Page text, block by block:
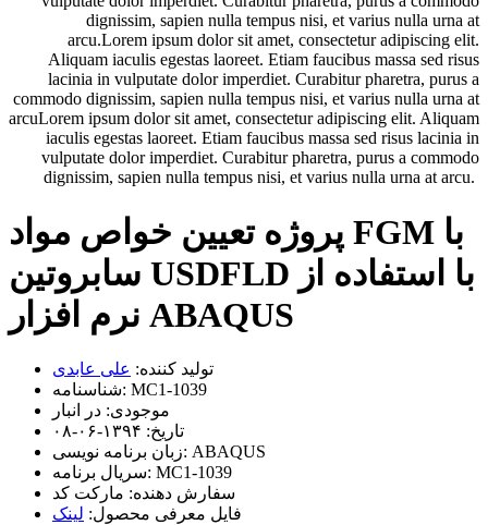
dignissim, sapien nulla tempus nisi, et varius nulla urna at
arcu.Lorem ipsum dolor sit amet, consectetur adipiscing elit.
Aliquam iaculis egestas laoreet. Etiam faucibus massa sed risus
lacinia in vulputate dolor imperdiet. Curabitur pharetra, purus a
commodo dignissim, sapien nulla tempus nisi, et varius nulla urna at
arcuLorem ipsum dolor sit amet, consectetur adipiscing elit. Aliquam
iaculis egestas laoreet. Etiam faucibus massa sed risus lacinia in
vulputate dolor imperdiet. Curabitur pharetra, purus a commodo
dignissim, sapien nulla tempus nisi, et varius nulla urna at arcu.
پروژه تعیین خواص مواد FGM با
سابروتین USDFLD با استفاده از
نرم افزار ABAQUS
تولید کننده: علی عابدی
شناسنامه: MC1-1039
موجودی: در انبار
تاریخ: ۱۳۹۴-۰۶-۰۸
زبان برنامه نویسی: ABAQUS
سریال برنامه: MC1-1039
سفارش دهنده: مارکت کد
فایل معرفی محصول: لینک